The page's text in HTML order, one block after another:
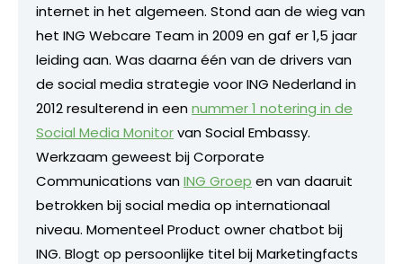
internet in het algemeen. Stond aan de wieg van
het ING Webcare Team in 2009 en gaf er 1,5 jaar
leiding aan. Was daarna één van de drivers van
de social media strategie voor ING Nederland in
2012 resulterend in eennummer 1 notering in de
Social Media Monitorvan Social Embassy.
Werkzaam geweest bij Corporate
Communications vanING Groep en van daaruit
betrokken bij social media op internationaal
niveau. Momenteel Product owner chatbot bij
ING. Blogt op persoonlijke titel bij Marketingfacts